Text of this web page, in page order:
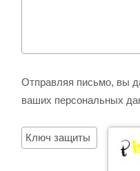
Отправляя письмо, вы
ваших персональных